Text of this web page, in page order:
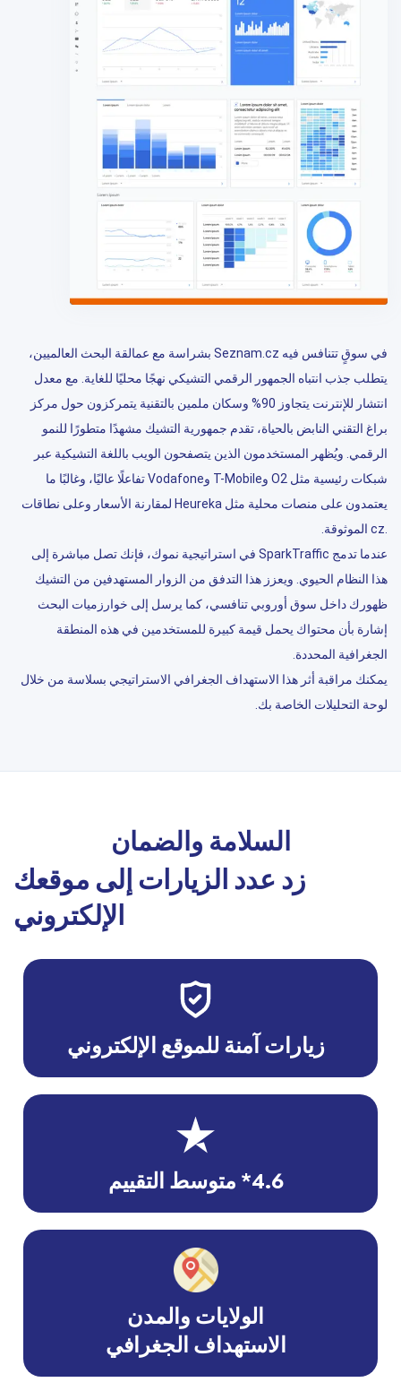
في سوقٍ تتنافس فيه Seznam.cz بشراسة مع عمالقة البحث العالميين،
يتطلب جذب انتباه الجمهور الرقمي التشيكي نهجًا محليًا للغاية. مع معدل
انتشار للإنترنت يتجاوز 90% وسكان ملمين بالتقنية يتمركزون حول مركز
براغ التقني النابض بالحياة، تقدم جمهورية التشيك مشهدًا متطورًا للنمو
الرقمي. ويُظهر المستخدمون الذين يتصفحون الويب باللغة التشيكية عبر
شبكات رئيسية مثل O2 وT-Mobile وVodafone تفاعلًا عاليًا، وغالبًا ما
يعتمدون على منصات محلية مثل Heureka لمقارنة الأسعار وعلى نطاقات
عندما تدمج SparkTraffic في استراتيجية نموك، فإنك تصل مباشرة إلى
هذا النظام الحيوي. ويعزز هذا التدفق من الزوار المستهدفين من التشيك
ظهورك داخل سوق أوروبي تنافسي، كما يرسل إلى خوارزميات البحث
إشارة بأن محتواك يحمل قيمة كبيرة للمستخدمين في هذه المنطقة
الجغرافية المحددة.
يمكنك مراقبة أثر هذا الاستهداف الجغرافي الاستراتيجي بسلاسة من خلال
لوحة التحليلات الخاصة بك.
السلامة والضمان
زد عدد الزيارات إلى موقعك
الإلكتروني
زيارات آمنة للموقع الإلكتروني
4.6* متوسط التقييم
الولايات والمدن
الاستهداف الجغرافي